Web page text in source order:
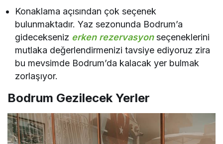
Konaklama açısından çok seçenek
bulunmaktadır. Yaz sezonunda Bodrum’a
gidecekseniz erken rezervasyonseçeneklerini
mutlaka değerlendirmenizi tavsiye ediyoruz zira
bu mevsimde Bodrum’da kalacak yer bulmak
zorlaşıyor.
Bodrum Gezilecek Yerler